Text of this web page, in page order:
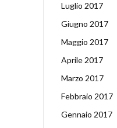
Luglio 2017
Giugno 2017
Maggio 2017
Aprile 2017
Marzo 2017
Febbraio 2017
Gennaio 2017